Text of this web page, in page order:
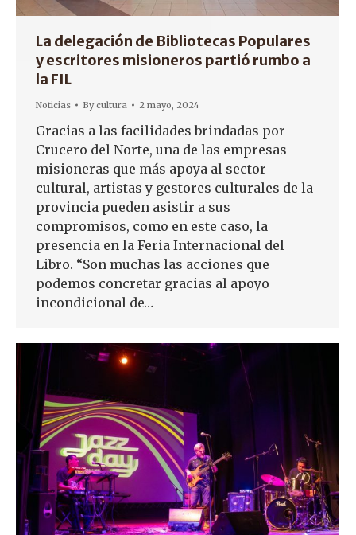
La delegación de Bibliotecas Populares
y escritores misioneros partió rumbo a
la FIL
Noticias Bycultura 2 mayo, 2024
Gracias a las facilidades brindadas por
Crucero del Norte, una de las empresas
misioneras que más apoya al sector
cultural, artistas y gestores culturales de la
provincia pueden asistir a sus
compromisos, como en este caso, la
presencia en la Feria Internacional del
Libro. “Son muchas las acciones que
podemos concretar gracias al apoyo
incondicional de…